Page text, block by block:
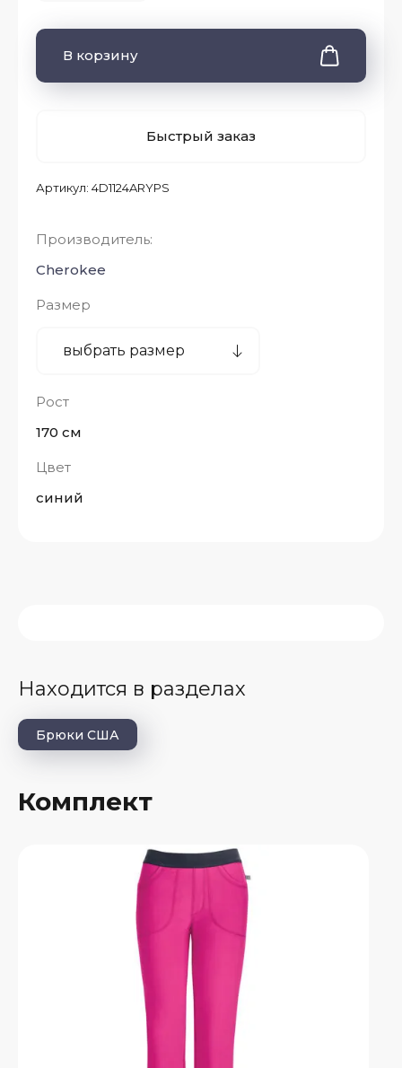
Артикул: 4D1124ARYPS
В корзину
Быстрый заказ
Производитель:
Cherokee
Размер
Рост
170 см
Цвет
синий
Находится в разделах
Брюки США
Комплект